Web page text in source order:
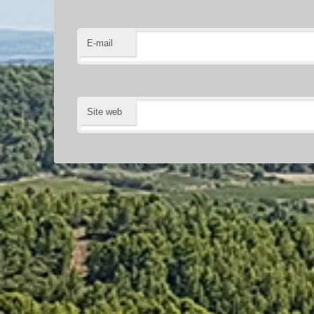
E-mail
Site web